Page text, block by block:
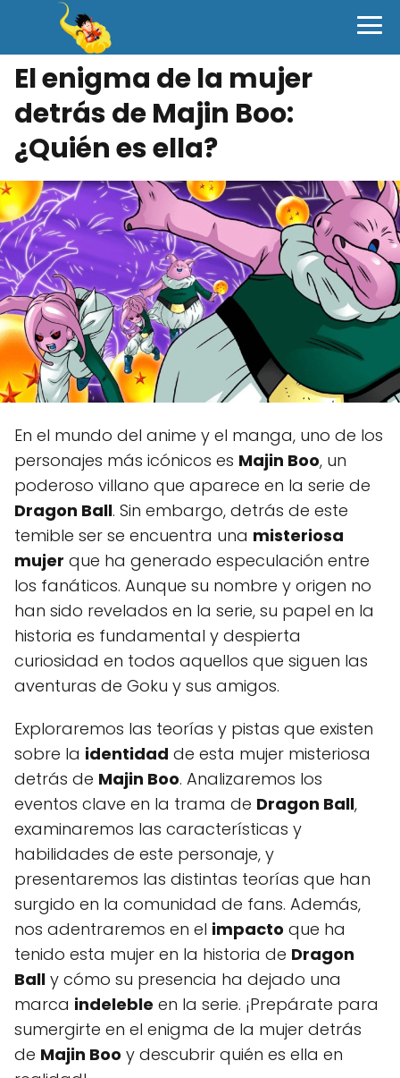
El enigma de la mujer
detrás de Majin Boo:
¿Quién es ella?
En el mundo del anime y el manga, uno de los
personajes más icónicos es Majin Boo, un
poderoso villano que aparece en la serie de
Dragon Ball. Sin embargo, detrás de este
temible ser se encuentra una misteriosa
mujer que ha generado especulación entre
los fanáticos. Aunque su nombre y origen no
han sido revelados en la serie, su papel en la
historia es fundamental y despierta
curiosidad en todos aquellos que siguen las
aventuras de Goku y sus amigos.
Exploraremos las teorías y pistas que existen
sobre la identidad de esta mujer misteriosa
detrás de Majin Boo. Analizaremos los
eventos clave en la trama de Dragon Ball,
examinaremos las características y
habilidades de este personaje, y
presentaremos las distintas teorías que han
surgido en la comunidad de fans. Además,
nos adentraremos en el impacto que ha
tenido esta mujer en la historia de Dragon
Ball y cómo su presencia ha dejado una
marca indeleble en la serie. ¡Prepárate para
sumergirte en el enigma de la mujer detrás
de Majin Boo y descubrir quién es ella en